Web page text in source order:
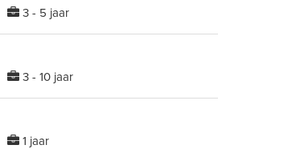
3 - 5 jaar
3 - 10 jaar
1 jaar